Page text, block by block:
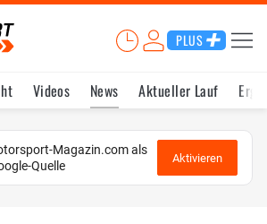
PLUS
Videos News Aktueller Lauf
Magazin.com als
Quelle
Aktivieren